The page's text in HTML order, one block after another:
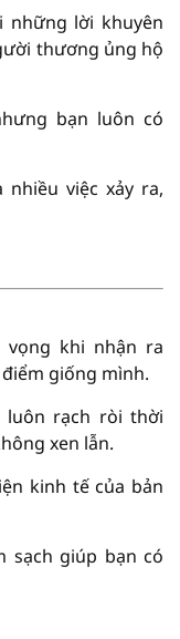
những lời khuyên
thương ủng hộ
bạn luôn có
nhiều việc xảy ra,
vọng khi nhận ra
giống mình.
luôn rạch ròi thời
xen lẫn.
kinh tế của bản
sạch giúp bạn có